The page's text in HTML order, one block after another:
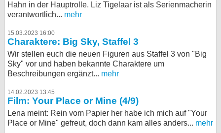
Hahn in der Hauptrolle. Liz Tigelaar ist als Serienmacherin
verantwortlich... mehr
15.03.2023 16:00
Charaktere: Big Sky, Staffel 3
Wir stellen euch die neuen Figuren aus Staffel 3 von "Big
Sky" vor und haben bekannte Charaktere um
Beschreibungen ergänzt... mehr
14.02.2023 13:45
Film: Your Place or Mine (4/9)
Lena meint: Rein vom Papier her habe ich mich auf "Your
Place or Mine" gefreut, doch dann kam alles anders... mehr